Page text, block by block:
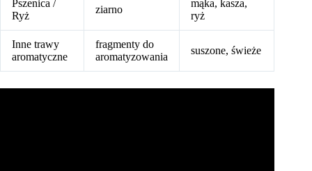
Pszenica /
Ryż
ziarno
mąka, kasza,
ryż
Inne trawy
aromatyczne
fragmenty do
aromatyzowania
suszone, świeże